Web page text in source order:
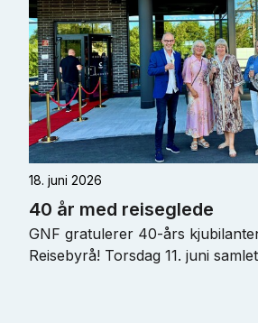
18. juni 2026
40 år med reiseglede
GNF gratulerer 40-års
Reisebyrå! Torsdag 11. juni